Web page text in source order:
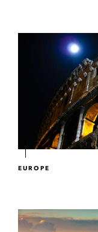
EUROPE